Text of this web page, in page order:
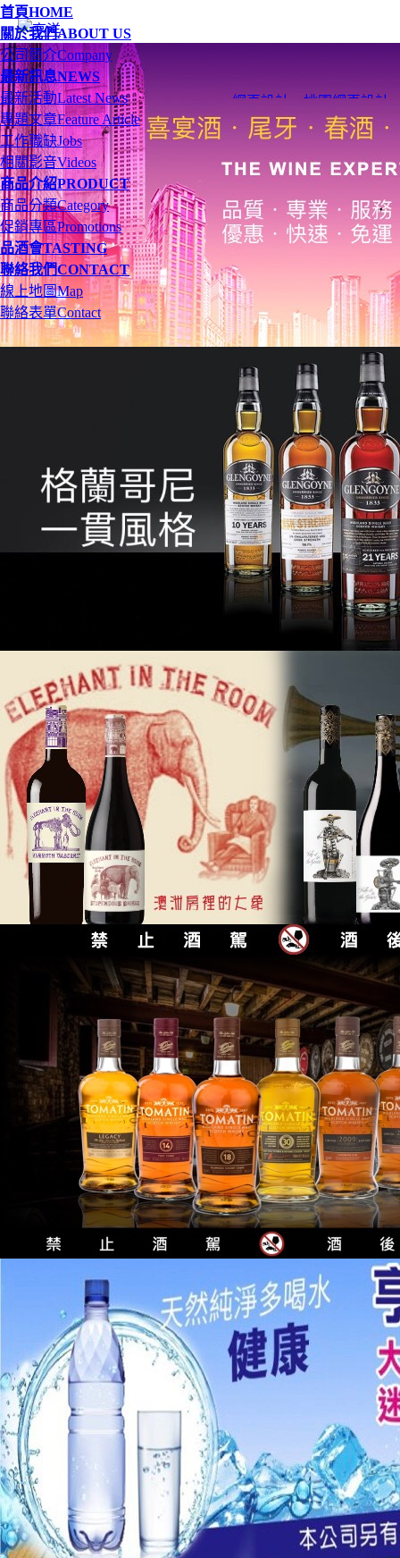
首頁HOME
關於我們ABOUT US
公司簡介Company
最新訊息NEWS
最新活動Latest News
專題文章Feature Article
工作職缺Jobs
相關影音Videos
商品介紹PRODUCT
商品分類Category
促銷專區Promotions
品酒會TASTING
聯絡我們CONTACT
線上地圖Map
聯絡表單Contact
網頁設計 桃園網頁設計